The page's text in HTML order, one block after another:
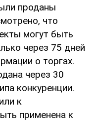
проданы
что
могут быть
через 75 дней
о торгах.
через 30
конкуренции.
к
применена к